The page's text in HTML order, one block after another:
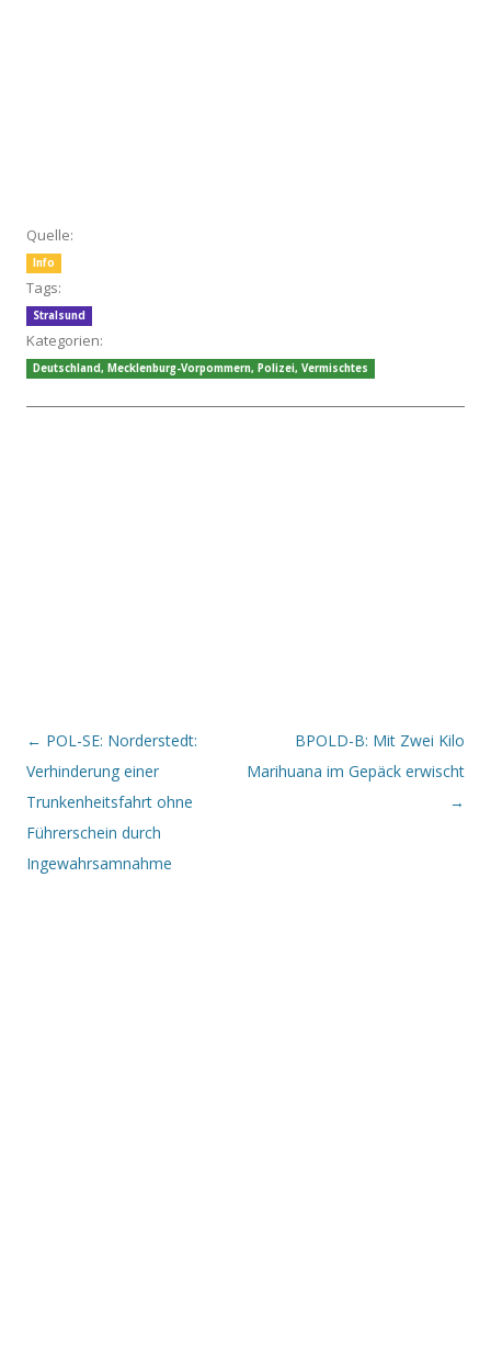
Quelle:
Info
Tags:
Stralsund
Kategorien:
Deutschland, Mecklenburg-Vorpommern, Polizei, Vermischtes
Beitrags-Navigation
← POL-SE: Norderstedt:
Verhinderung einer
Trunkenheitsfahrt ohne
Führerschein durch
Ingewahrsamnahme
BPOLD-B: Mit Zwei Kilo
Marihuana im Gepäck erwischt
→